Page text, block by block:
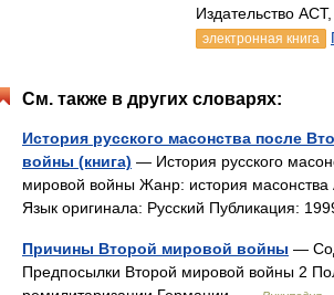
Издательство АСТ,
электронная книга
См. также в других словарях:
История русского масонства после
войны (книга) — История русского
мировой войны Жанр: история масонства
Язык оригинала: Русский Публикация:
Причины Второй мировой войны —
Предпосылки Второй мировой войны 2